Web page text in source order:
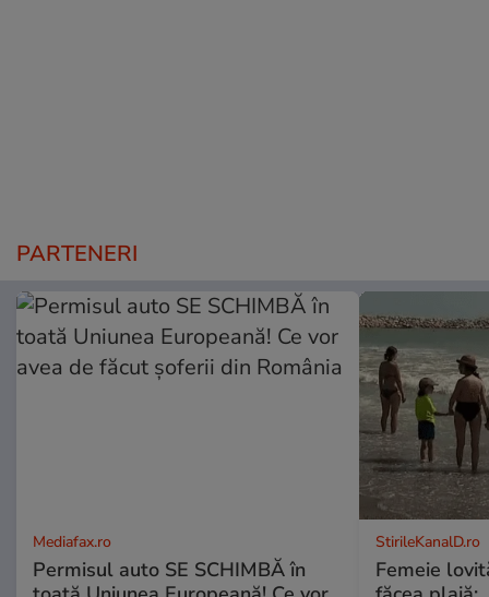
PARTENERI
Mediafax.ro
Permisul auto SE SCHIMBĂ în
StirileKanalD.ro
Femeie